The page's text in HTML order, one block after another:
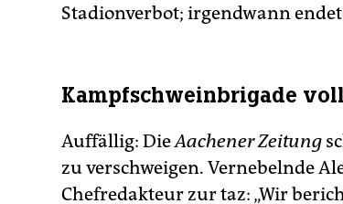
Stadionverbot; irgendwann
Kampfschweinbrigade
Auffällig: DieAachener Zeitung
zu verschweigen. Vernebelnde
Chefredakteur zur taz: „Wir